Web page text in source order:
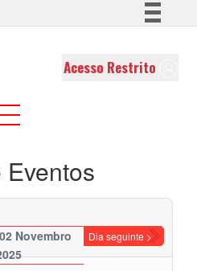
Comunica BR
Acesso Restrito
Novembro
Dia seguinte >